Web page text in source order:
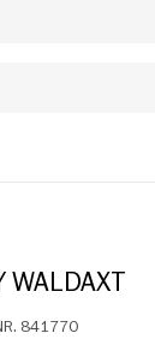
WALDAXT
841770